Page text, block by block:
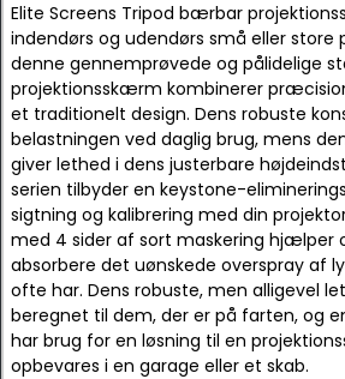
Elite Screens Tripod bærbar
indendørs og udendørs små eller
denne gennemprøvede og pålidelige
projektionsskærm kombinerer
et traditionelt design. Dens robuste
belastningen ved daglig brug, mens
giver lethed i dens justerbare
serien tilbyder en keystone-
sigtning og kalibrering med din
med 4 sider af sort maskering hjælper
absorbere det uønskede overspray af
ofte har. Dens robuste, men alligevel
beregnet til dem, der er på farten, og
har brug for en løsning til en
opbevares i en garage eller et skab.